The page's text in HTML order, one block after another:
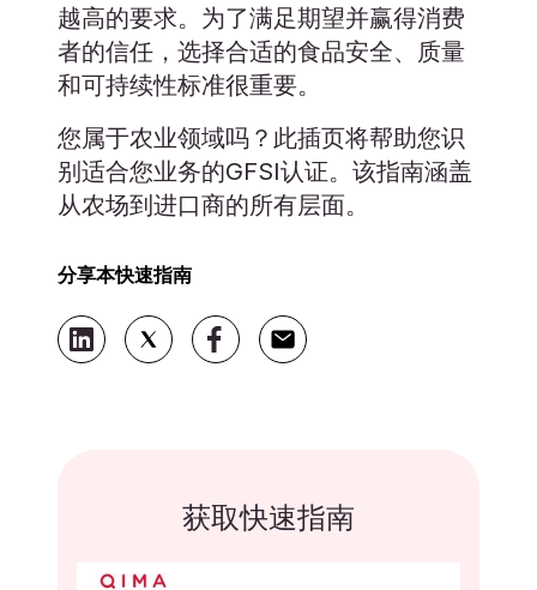
越高的要求。为了满足期望并赢得消费
者的信任，选择合适的食品安全、质量
和可持续性标准很重要。
您属于农业领域吗？此插页将帮助您识
别适合您业务的GFSI认证。该指南涵盖
从农场到进口商的所有层面。
分享本快速指南
获取快速指南